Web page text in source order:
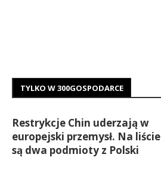
TYLKO W 300GOSPODARCE
Restrykcje Chin uderzają w
europejski przemysł. Na liście
są dwa podmioty z Polski